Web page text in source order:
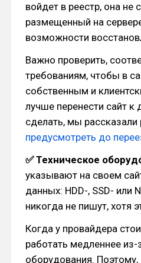
войдет в реестр, она не
размещенный на
возможности
Важно проверить,
требованиям, чтобы в
собственным и
лучше перенести сайт к
сделать, мы рассказали
предусмотреть до
✅ Техническое
указывают на своем
данных: HDD-, SSD- или
никогда не пишут, хотя
Когда у провайдера
работать медленнее
оборудования. Поэтому,